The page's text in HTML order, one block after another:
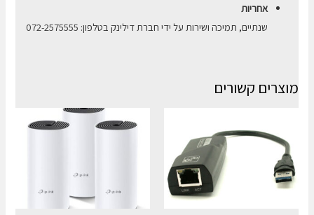
אחריות
שנתיים, תמיכה ושירות על ידי חברת דילינק בטלפון: 072-2575555
מוצרים קשורים